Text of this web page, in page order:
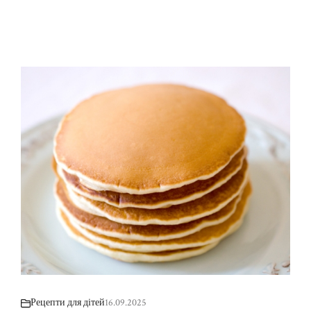
Рецепти для дітей16.09.2025